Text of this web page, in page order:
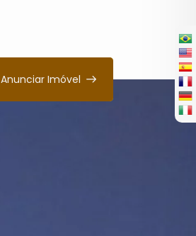
Anunciar Imóvel